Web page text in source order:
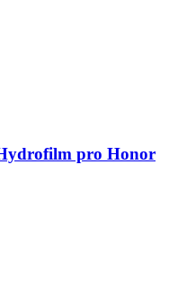
pro Honor